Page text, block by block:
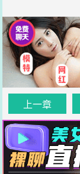
上一章